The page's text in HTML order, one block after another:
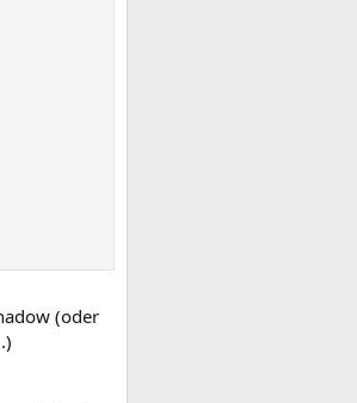
(oder